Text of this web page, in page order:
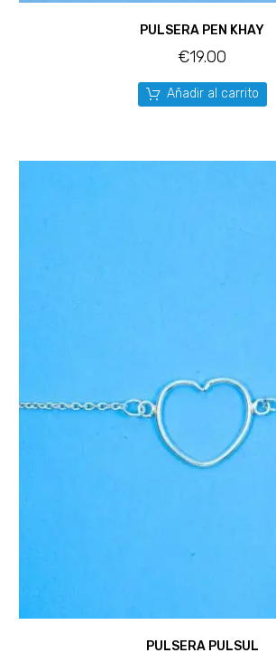
PULSERA PEN KHAY
€19.00
Añadir al carrito
PULSERA PULSUL